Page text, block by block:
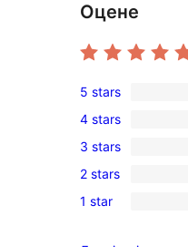
Оцене
9
5-
star
reviews
5 stars
1
4-
star
review
4 stars
0
3-
star
3 stars
0
2-
2 stars
0
1 star